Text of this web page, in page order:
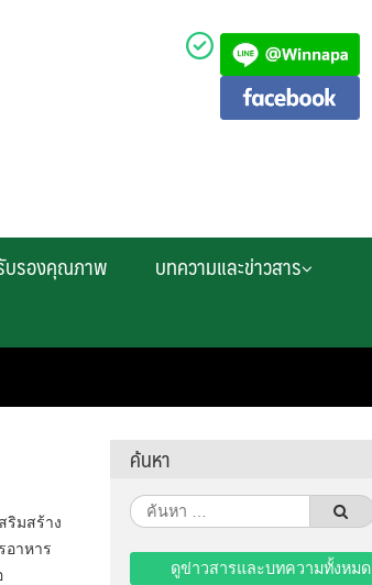
บรองคุณภาพ
บทความและข่าวสาร
ริมสร้าง
อาหาร
ค้นหา
ค้นหา
สำหรับ:
ดูข่าวสารและบทความทั้งหมด